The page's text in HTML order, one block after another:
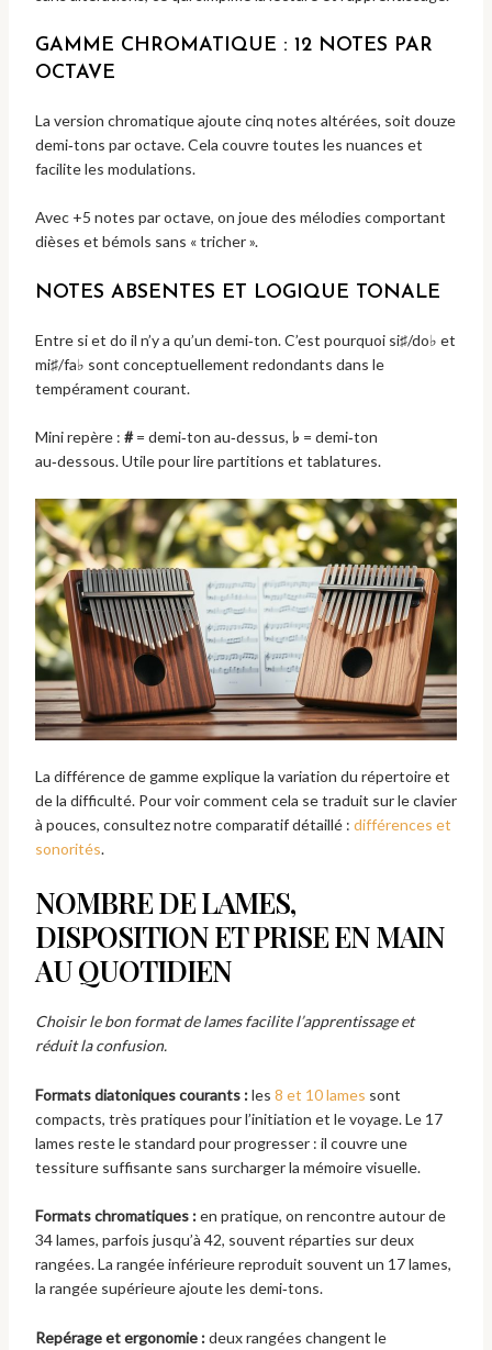
GAMME CHROMATIQUE : 12 NOTES PAR
OCTAVE
La version chromatique ajoute cinq notes altérées, soit douze
demi‑tons par octave. Cela couvre toutes les nuances et
facilite les modulations.
Avec +5 notes par octave, on joue des mélodies comportant
dièses et bémols sans « tricher ».
NOTES ABSENTES ET LOGIQUE TONALE
Entre si et do il n’y a qu’un demi‑ton. C’est pourquoi si♯/do♭ et
mi♯/fa♭ sont conceptuellement redondants dans le
tempérament courant.
Mini repère : #= demi‑ton au‑dessus, ♭ = demi‑ton
au‑dessous. Utile pour lire partitions et tablatures.
La différence de gamme explique la variation du répertoire et
de la difficulté. Pour voir comment cela se traduit sur le clavier
à pouces, consultez notre comparatif détaillé : différences et
sonorités.
NOMBRE DE LAMES,
DISPOSITION ET PRISE EN MAIN
AU QUOTIDIEN
Choisir le bon format de lames facilite l’apprentissage et
réduit la confusion.
Formats diatoniques courants :les 8 et 10 lames sont
compacts, très pratiques pour l’initiation et le voyage. Le 17
lames reste le standard pour progresser : il couvre une
tessiture suffisante sans surcharger la mémoire visuelle.
Formats chromatiques :en pratique, on rencontre autour de
34 lames, parfois jusqu’à 42, souvent réparties sur deux
rangées. La rangée inférieure reproduit souvent un 17 lames,
la rangée supérieure ajoute les demi‑tons.
Repérage et ergonomie :deux rangées changent le